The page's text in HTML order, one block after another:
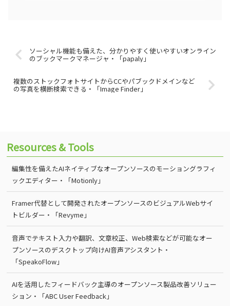
ソーシャル機能も備えた、分かりやすく使いやすいオンライン
のブックマークマネージャ・「papaly」
複数のストックフォトサイトからCCやパブックドメインなど
の写真を横断検索できる・「Image Finder」
Resources & Tools
編集性を備えたAIネイティブなオープンソースのモーショングラフィ
ックエディター・「Motionly」
Framer代替として開発されたオープンソースのビジュアルWebサイ
トビルダー・「Revyme」
音声でテキスト入力や翻訳、文章校正、Web検索などが可能なオー
プンソースのデスクトップ向けAI音声アシスタント・
「SpeakoFlow」
AIを活用したフィードバック主導のオープンソース製品改善ソリュー
ション・「ABC User Feedback」